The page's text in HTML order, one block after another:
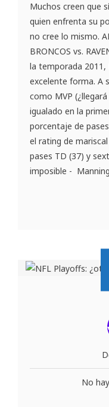
Muchos creen que
quien enfrenta su
no cree lo mismo.
BRONCOS vs.
la temporada 2011,
excelente forma. A
como MVP
igualado en la
porcentaje de
el rating de
pases TD (37) y
imposible -
No